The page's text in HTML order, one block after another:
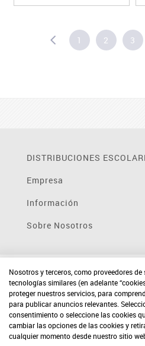
1 2 3
DISTRIBUCIONES
Empresa
Información
Sobre Nosotros
Nosotros y terceros, como proveedores
tecnologías similares (en adelante
proteger nuestros servicios, para
para publicar anuncios relevantes.
consentimiento o seleccione las cookies
cambiar las opciones de las cookies y
cualquier momento desde nuestro sitio